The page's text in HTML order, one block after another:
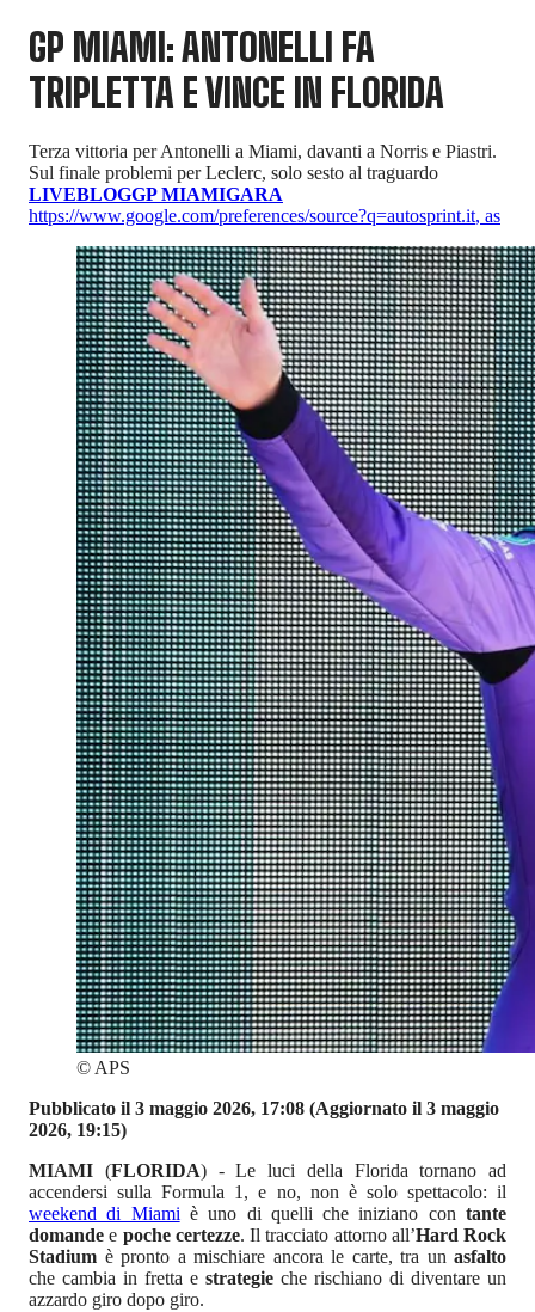
GP MIAMI: ANTONELLI FA
TRIPLETTA E VINCE IN FLORIDA
Terza vittoria per Antonelli a Miami, davanti a Norris e Piastri.
Sul finale problemi per Leclerc, solo sesto al traguardo
LIVEBLOGGP MIAMIGARA
https://www.google.com/preferences/source?q=autosprint.it, as
© APS
Pubblicato il 3 maggio 2026, 17:08 (Aggiornato il 3 maggio
2026, 19:15)
MIAMI (FLORIDA) - Le luci della Florida tornano ad
accendersi sulla Formula 1, e no, non è solo spettacolo: il
weekend di Miami è uno di quelli che iniziano contante
domande e poche certezze. Il tracciato attorno all’Hard Rock
Stadium è pronto a mischiare ancora le carte, tra un asfalto
che cambia in fretta e strategie che rischiano di diventare un
azzardo giro dopo giro.